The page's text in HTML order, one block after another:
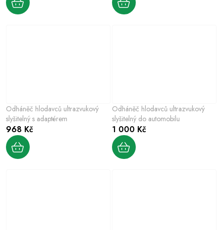
Odháněč hlodavců ultrazvukový
slyšitelný s adaptérem
968 Kč
Odháněč hlodavců ultrazvukový
slyšitelný do automobilu
1 000 Kč